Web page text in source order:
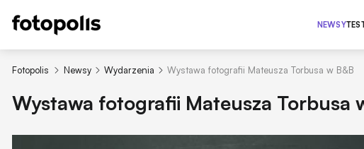
NEWSY
Fotopolis Newsy Wydarzenia Wystawa fotografii Mateusza Torbusa w B&B
Wystawa fotografii Mateusza Torbusa